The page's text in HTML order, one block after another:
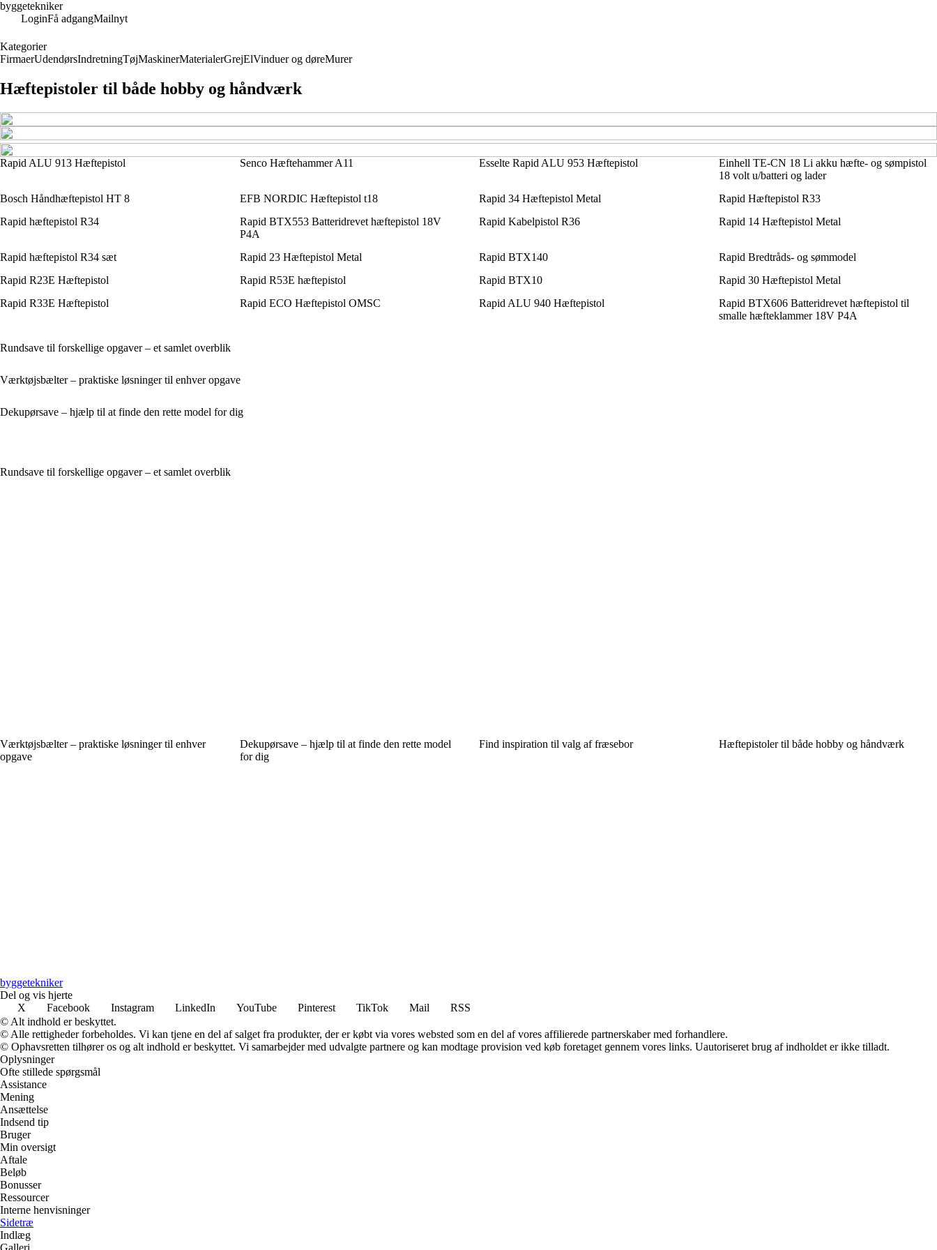
byggetekniker
LoginFå adgangMailnyt
Kategorier
FirmaerUdendørsIndretningTøjMaskinerMaterialerGrejElVinduer og døreMurer
Hæftepistoler til både hobby og håndværk
Rapid ALU 913 Hæftepistol Senco Hæftehammer A11 Esselte Rapid ALU 953 Hæftepistol
Einhell TE-CN 18 Li akku hæfte- og sømpistol
18 volt u/batteri og lader
Bosch Håndhæftepistol HT 8
EFB NORDIC Hæftepistol t18 Rapid 34 Hæftepistol Metal
Rapid Hæftepistol R33
Rapid hæftepistol R34
Rapid BTX553 Batteridrevet hæftepistol 18V
P4A
Rapid Kabelpistol R36 Rapid 14 Hæftepistol Metal
Rapid hæftepistol R34 sæt Rapid 23 Hæftepistol Metal Rapid BTX140
Rapid Bredtråds- og sømmodel
Rapid R23E Hæftepistol
Rapid R53E hæftepistol Rapid BTX10
Rapid 30 Hæftepistol Metal
Rapid R33E Hæftepistol
Rapid ECO Hæftepistol OMSC Rapid ALU 940 Hæftepistol
Rapid BTX606 Batteridrevet hæftepistol til
smalle hæfteklammer 18V P4A
Rundsave til forskellige opgaver – et samlet overblik
Værktøjsbælter – praktiske løsninger til enhver opgave
Dekupørsave – hjælp til at finde den rette model for dig
Rundsave til forskellige opgaver – et samlet overblik
Værktøjsbælter – praktiske løsninger til enhver
opgave
Dekupørsave – hjælp til at finde den rette model
for dig
Find inspiration til valg af fræsebor Hæftepistoler til både hobby og håndværk
byggetekniker
Del og vis hjerte
X
Facebook Instagram LinkedIn YouTube Pinterest TikTok Mail
RSS
© Alt indhold er beskyttet.
© Alle rettigheder forbeholdes. Vi kan tjene en del af salget fra produkter, der er købt via vores websted som en del af vores affilierede partnerskaber med forhandlere.
© Ophavsretten tilhører os og alt indhold er beskyttet. Vi samarbejder med udvalgte partnere og kan modtage provision ved køb foretaget gennem vores links. Uautoriseret brug af indholdet er ikke tilladt.
Oplysninger
Ofte stillede spørgsmål
Assistance
Mening
Ansættelse
Indsend tip
Bruger
Min oversigt
Aftale
Beløb
Bonusser
Ressourcer
Interne henvisninger
Sidetræ
Indlæg
Galleri